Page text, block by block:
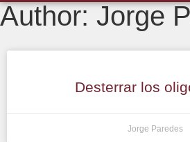
Author: Jorge
Desterrar los
Jorge Paredes